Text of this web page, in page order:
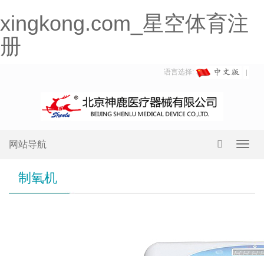
xingkong.com_星空体育注
册
语言选择:
网站导航
制氧机